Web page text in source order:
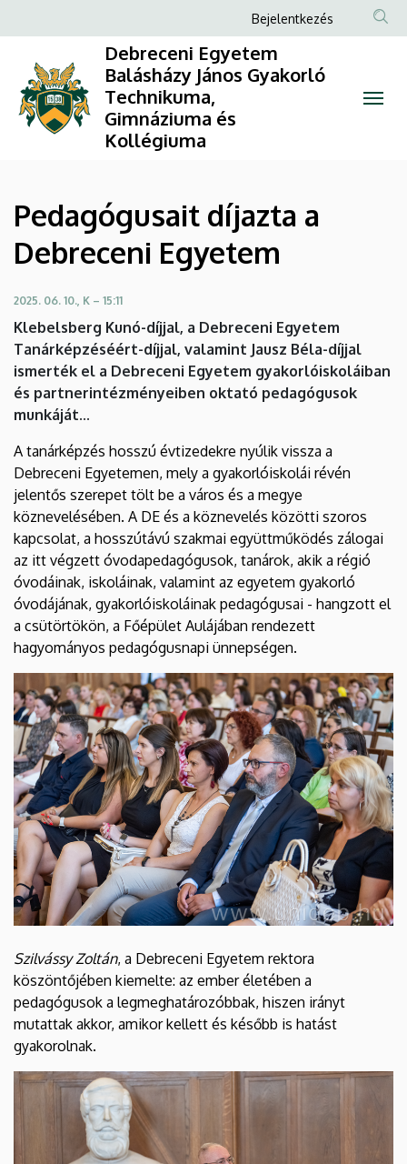
díjazta
Debreceni
Debreceni
Balásházy
János
Gyakorló
Technikuma,
Gimnáziuma
és
Kollégiuma
a
Anonim
Felhasználói
fiók
Bejelentkezés
Debreceni Egyetem
Balásházy János Gyakorló
Technikuma,
Gimnáziuma és
Kollégiuma
Pedagógusait díjazta a
Debreceni Egyetem
2025. 06. 10., K – 15:11
Klebelsberg Kunó-díjjal, a Debreceni Egyetem
Tanárképzéséért-díjjal, valamint Jausz Béla-díjjal
ismerték el a Debreceni Egyetem gyakorlóiskoláiban
és partnerintézményeiben oktató pedagógusok
munkáját...
A tanárképzés hosszú évtizedekre nyúlik vissza a
Debreceni Egyetemen, mely a gyakorlóiskolái révén
jelentős szerepet tölt be a város és a megye
köznevelésében. A DE és a köznevelés közötti szoros
kapcsolat, a hosszútávú szakmai együttműködés zálogai
az itt végzett óvodapedagógusok, tanárok, akik a régió
óvodáinak, iskoláinak, valamint az egyetem gyakorló
óvodájának, gyakorlóiskoláinak pedagógusai - hangzott el
a csütörtökön, a Főépület Aulájában rendezett
hagyományos pedagógusnapi ünnepségen.
Szilvássy Zoltán, a Debreceni Egyetem rektora
köszöntőjében kiemelte: az ember életében a
pedagógusok a legmeghatározóbbak, hiszen irányt
mutattak akkor, amikor kellett és később is hatást
gyakorolnak.